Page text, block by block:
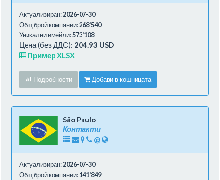
Актуализиран:2026-07-30
Общ брой компании:268'540
Уникални имейли:573'108
Цена (без ДДС): 204.93 USD
Пример XLSX
Подробности Добави в кошницата
São Paulo
Контакти
@
Актуализиран:2026-07-30
Общ брой компании:141'849